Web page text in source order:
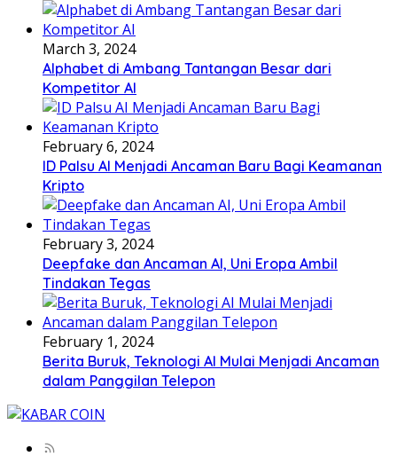
March 3, 2024
Alphabet di Ambang Tantangan Besar dari
Kompetitor AI
February 6, 2024
ID Palsu AI Menjadi Ancaman Baru Bagi Keamanan
Kripto
February 3, 2024
Deepfake dan Ancaman AI, Uni Eropa Ambil
Tindakan Tegas
February 1, 2024
Berita Buruk, Teknologi AI Mulai Menjadi Ancaman
dalam Panggilan Telepon